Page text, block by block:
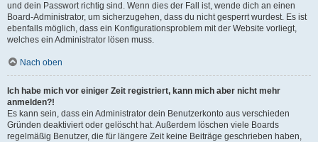
und dein Passwort richtig sind. Wenn dies der Fall ist, wende dich an einen
Board-Administrator, um sicherzugehen, dass du nicht gesperrt wurdest. Es ist
ebenfalls möglich, dass ein Konfigurationsproblem mit der Website vorliegt,
welches ein Administrator lösen muss.
Nach oben
Ich habe mich vor einiger Zeit registriert, kann mich aber nicht mehr
anmelden?!
Es kann sein, dass ein Administrator dein Benutzerkonto aus verschieden
Gründen deaktiviert oder gelöscht hat. Außerdem löschen viele Boards
regelmäßig Benutzer, die für längere Zeit keine Beiträge geschrieben haben,